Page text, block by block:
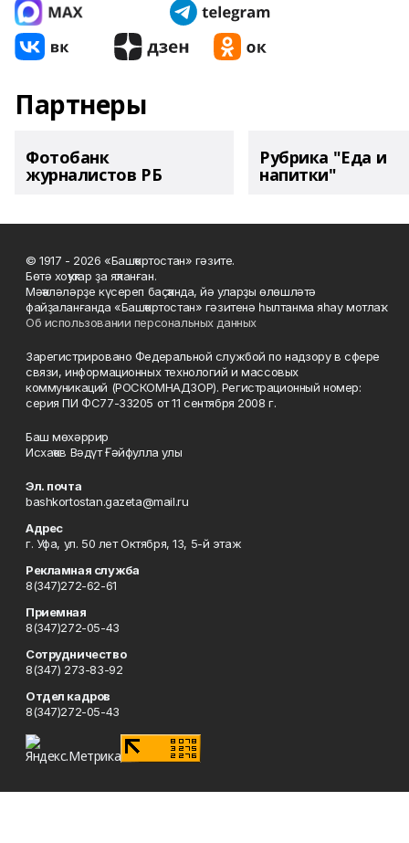
Партнеры
Фотобанк
журналистов РБ
Рубрика "Еда и
напитки"
© 1917 - 2026 «Башҡортостан» гәзите.
Бөтә хоҡуҡтар ҙа яҡланған.
Мәҡәләләрҙе күсереп баҫҡанда, йә уларҙы өлөшләтә
файҙаланғанда «Башҡортостан» гәзитенә һылтанма яһау мотлаҡ.
Об использовании персональных данных
Зарегистрировано Федеральной службой по надзору в сфере
связи, информационных технологий и массовых
коммуникаций (РОСКОМНАДЗОР). Регистрационный номер:
серия ПИ ФС77-33205 от 11 сентября 2008 г.
Баш мөхәррир
Исхаҡов Вәдүт Ғәйфулла улы
Эл. почта
bashkortostan.gazeta@mail.ru
Адрес
г. Уфа, ул. 50 лет Октября, 13, 5-й этаж
Рекламная служба
8(347)272-62-61
Приемная
8(347)272-05-43
Сотрудничество
8(347) 273-83-92
Отдел кадров
8(347)272-05-43